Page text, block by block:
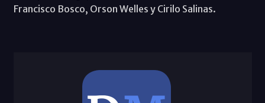
Francisco Bosco, Orson Welles y Cirilo Salinas.